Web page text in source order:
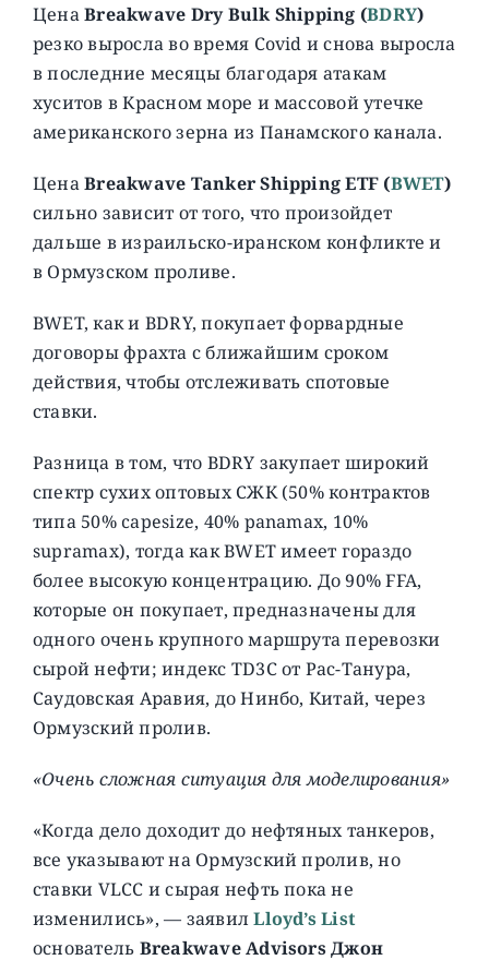
ЦенаBreakwave Dry Bulk Shipping (BDRY)
резко выросла во время Covid и снова выросла
в последние месяцы благодаря атакам
хуситов в Красном море и массовой утечке
американского зерна из Панамского канала.
ЦенаBreakwave Tanker Shipping ETF (BWET)
сильно зависит от того, что произойдет
дальше в израильско-иранском конфликте и
в Ормузском проливе.
BWET, как и BDRY, покупает форвардные
договоры фрахта с ближайшим сроком
действия, чтобы отслеживать спотовые
ставки.
Разница в том, что BDRY закупает широкий
спектр сухих оптовых СЖК (50% контрактов
типа 50% capesize, 40% panamax, 10%
supramax), тогда как BWET имеет гораздо
более высокую концентрацию. До 90% FFA,
которые он покупает, предназначены для
одного очень крупного маршрута перевозки
сырой нефти; индекс TD3C от Рас-Танура,
Саудовская Аравия, до Нинбо, Китай, через
Ормузский пролив.
«Очень сложная ситуация для моделирования»
«Когда дело доходит до нефтяных танкеров,
все указывают на Ормузский пролив, но
ставки VLCC и сырая нефть пока не
изменились», — заявилLloyd’s List
основатель Breakwave Advisors Джон